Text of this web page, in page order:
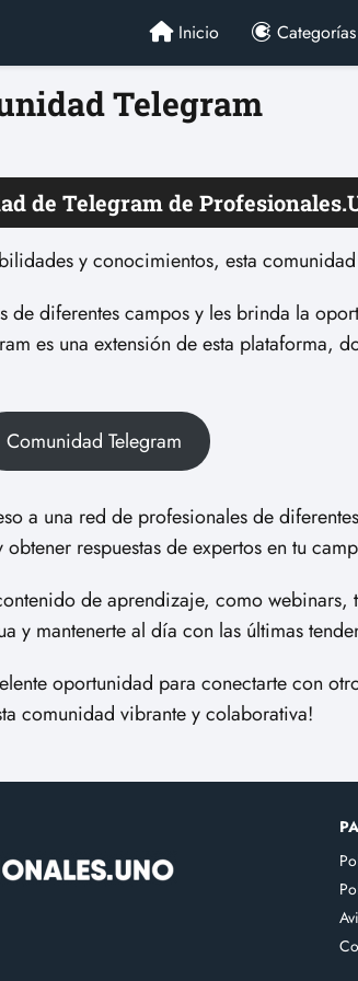
Inicio Categorías
Telegram
de Telegram de
y conocimientos, esta
de diferentes campos y les brinda la
es una extensión de esta plataforma,
Comunidad Telegram
a una red de profesionales de
respuestas de expertos en tu
de aprendizaje, como webinars,
mantenerte al día con las últimas
oportunidad para conectarte con
comunidad vibrante y colaborativa!